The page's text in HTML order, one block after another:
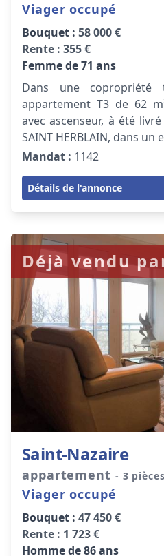
Viager occupé
Bouquet : 58 000 €
Rente : 355 €
Femme de 71 ans
Dans une
appartement T3 de 62
avec ascenseur, à été
SAINT HERBLAIN, dans un
Mandat : 1142
Détails de l'annonce
Déjà vendu
Saint-Nazaire
appartement - 3 pièces
Viager occupé
Bouquet : 47 450 €
Rente : 1 723 €
Homme de 86 ans